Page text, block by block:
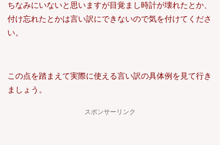
ちなみにいないと思いますが目覚まし時計が壊れたとか、
付け忘れたとかは言い訳にできないので気を付けてくださ
い。
この点を踏まえて実際に使える言い訳の具体例を見て行き
ましょう。
スポンサーリンク